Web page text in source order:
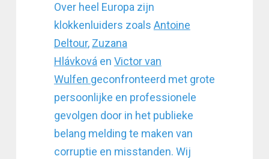
Over heel Europa zijn
klokkenluiders zoals Antoine
Deltour, Zuzana
Hlávkováen Victor van
Wulfen geconfronteerd met grote
persoonlijke en professionele
gevolgen door in het publieke
belang melding te maken van
corruptie en misstanden. Wij